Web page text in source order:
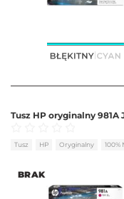
BRAK
Tusz HP oryginalny 981A
Tusz HP Oryginalny 100%